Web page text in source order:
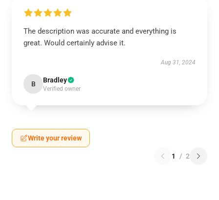
The description was accurate and everything is
great. Would certainly advise it.
Aug 31, 2024
B Bradley
Verified owner
Write your review
1 / 2